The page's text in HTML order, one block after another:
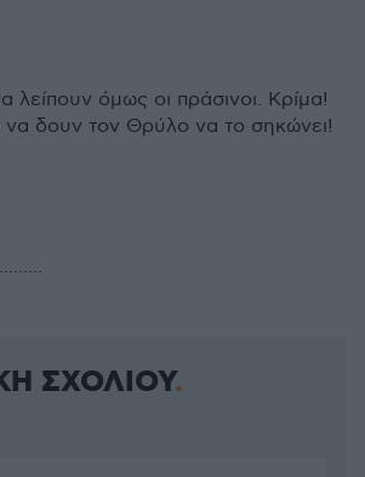
όμως οι πράσινοι. Κρίμα!
δουν τον Θρύλο να το σηκώνει!
ΣΧΟΛΙΟΥ